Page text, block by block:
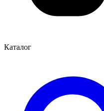
Каталог